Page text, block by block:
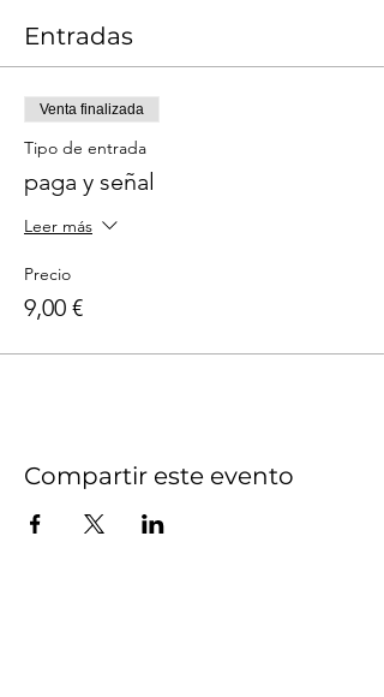
Entradas
Venta finalizada
Tipo de entrada
paga y señal
Leer más
Precio
9,00 €
Compartir este evento